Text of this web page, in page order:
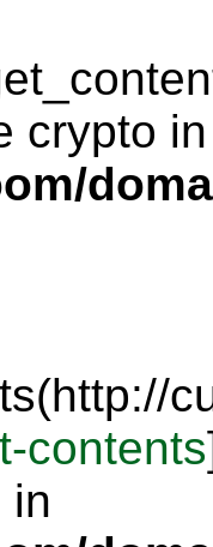
crypto in
contents
in